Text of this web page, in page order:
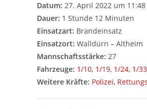
Datum: 27. April 2022 um
Dauer: 1 Stunde 12 Minuten
Einsatzart: Brandeinsatz
Einsatzort: Walldürn – Altheim
Mannschaftsstärke: 27
Fahrzeuge: 1/10, 1/19, 1/24, 1/33
Weitere Kräfte: Polizei,